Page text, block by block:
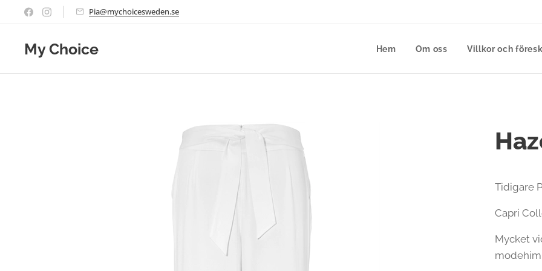
Pia@mychoicesweden.se
My Choice Hem Om oss Villkor och
Tidigare
Capri
Mycket